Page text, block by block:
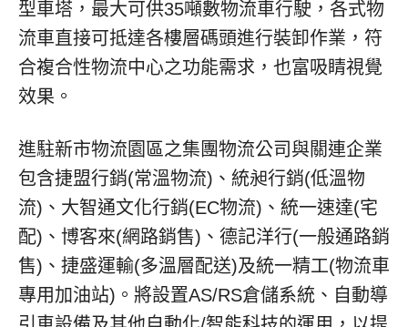
型車塔，最大可供35噸數物流車行駛，各式物
流車直接可抵達各樓層碼頭進行裝卸作業，符
合複合性物流中心之功能需求，也富吸睛視覺
效果。
進駐新市物流園區之集團物流公司與關連企業
包含捷盟行銷(常溫物流)、統昶行銷(低溫物
流)、大智通文化行銷(EC物流)、統一速達(宅
配)、博客來(網路銷售)、德記洋行(一般通路銷
售)、捷盛運輸(多溫層配送)及統一精工(物流車
專用加油站)。將設置AS/RS倉儲系統、自動導